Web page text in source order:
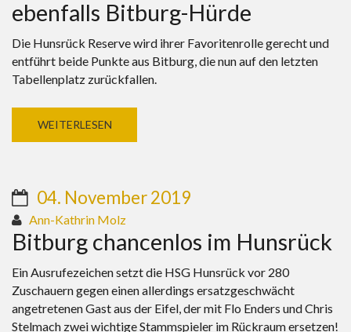
ebenfalls Bitburg-Hürde
Die Hunsrück Reserve wird ihrer Favoritenrolle gerecht und
entführt beide Punkte aus Bitburg, die nun auf den letzten
Tabellenplatz zurückfallen.
WEITERLESEN
04. November 2019
Ann-Kathrin Molz
Bitburg chancenlos im Hunsrück
Ein Ausrufezeichen setzt die HSG Hunsrück vor 280
Zuschauern gegen einen allerdings ersatzgeschwächt
angetretenen Gast aus der Eifel, der mit Flo Enders und Chris
Stelmach zwei wichtige Stammspieler im Rückraum ersetzen!